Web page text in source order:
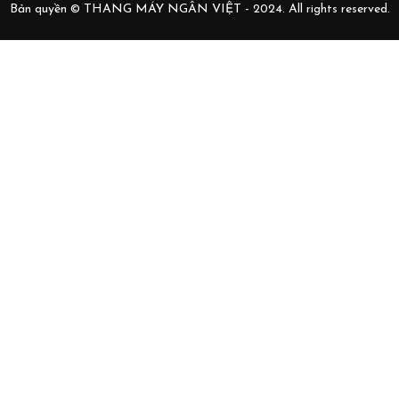
Bản quyền © THANG MÁY NGÂN VIỆT - 2024. All rights reserved.